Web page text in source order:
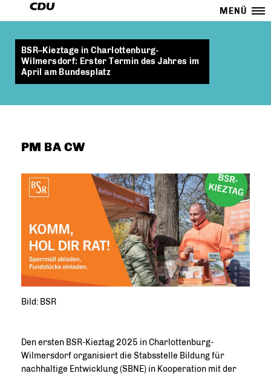
MENÜ
BSR–Kieztage in Charlottenburg-
Wilmersdorf: Erster Termin des Jahres im
April am Bundesplatz
PM BA CW
Bild: BSR
Den ersten BSR-Kieztag 2025 in Charlottenburg-
Wilmersdorf organisiert die Stabsstelle Bildung für
nachhaltige Entwicklung (SBNE) in Kooperation mit der